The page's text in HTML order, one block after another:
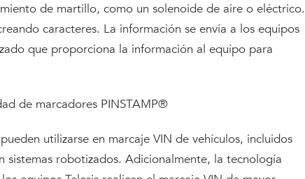
de martillo, como un solenoide de aire o eléctrico.
caracteres. La información se envía a los equipos
que proporciona la información al equipo para
de marcadores PINSTAMP®
utilizarse en marcaje VIN de vehículos, incluidos
robotizados. Adicionalmente, la tecnología